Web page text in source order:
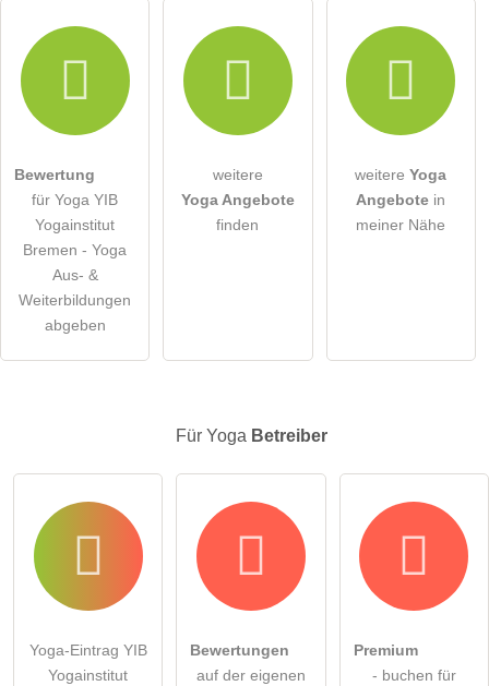
Hiermit akzeptiere ich die .
Die Datenschutzerklärunghabe ich zur Kenntnis genommen.
Hinweis:Bitte beachten Sie, öffentliche Fragen sindfür alle
Besucher sichtbar
Klicken Sie hier um eine
Eintrag zu stellen
Bewertung
für Yoga YIB
Yogainstitut
Bremen - Yoga
Aus- &
Weiterbildungen
abgeben
weitere
Yoga Angebote
finden
weitereYoga
Angebote in
meiner Nähe
Für Yoga Betreiber
Yoga-Eintrag YIB
Yogainstitut
Bewertungen
auf der eigenen
Premium
- buchen für